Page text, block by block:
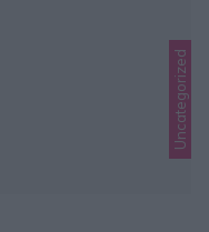
Uncategorized